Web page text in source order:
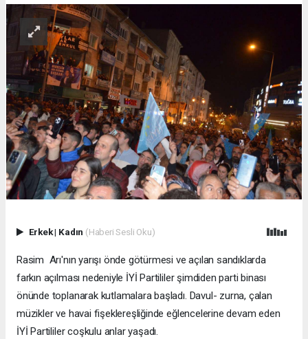
Erkek| Kadın (Haberi Sesli Oku)
Rasim Arı'nın yarışı önde götürmesi ve açılan sandıklarda
farkın açılması nedeniyle İYİ Partililer şimdiden parti binası
önünde toplanarak kutlamalara başladı. Davul- zurna, çalan
müzikler ve havai fişeklereşliğinde eğlencelerine devam eden
İYİ Partililer coşkulu anlar yaşadı.